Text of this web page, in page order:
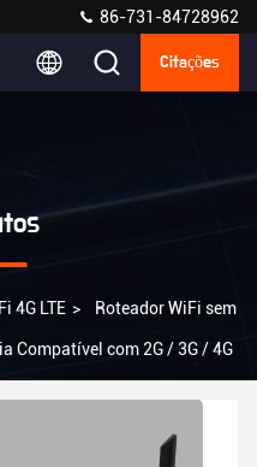
86-731-84728962
Citações
4G LTE > Roteador WiFi sem
Compatível com 2G / 3G / 4G